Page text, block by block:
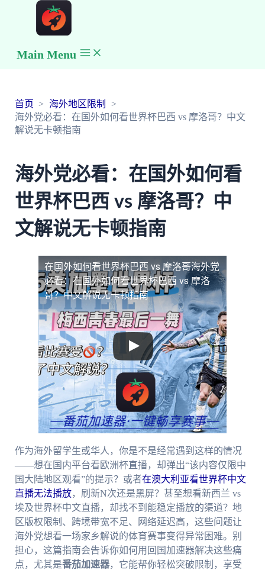
Main Menu
首页
海外地区限制
海外党必看：在国外如何看世界杯巴西 vs 摩洛哥？中文
解说无卡顿指南
海外党必看：在国外如何看
世界杯巴西 vs 摩洛哥？中
文解说无卡顿指南
在国外如何看世界杯巴西 vs 摩洛哥海外党
必看：在国外如何看世界杯巴西 vs 摩洛
哥？中文解说无卡顿指南
作为海外留学生或华人，你是不是经常遇到这样的情况
——想在国内平台看欧洲杯直播，却弹出“该内容仅限中
国大陆地区观看”的提示？或者在澳大利亚看世界杯中文
直播无法播放，刷新N次还是黑屏？甚至想看新西兰 vs
埃及世界杯中文直播，却找不到能稳定播放的渠道？地
区版权限制、跨境带宽不足、网络延迟高，这些问题让
海外党想看一场家乡解说的体育赛事变得异常困难。别
担心，这篇指南会告诉你如何用回国加速器解决这些痛
点，尤其是番茄加速器，它能帮你轻松突破限制，享受